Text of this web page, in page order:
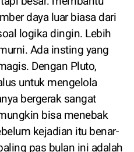
daya luar biasa dari
logika dingin. Lebih
Ada insting yang
Dengan Pluto,
untuk mengelola
bergerak sangat
bisa menebak
kejadian itu benar-
pas bulan ini adalah